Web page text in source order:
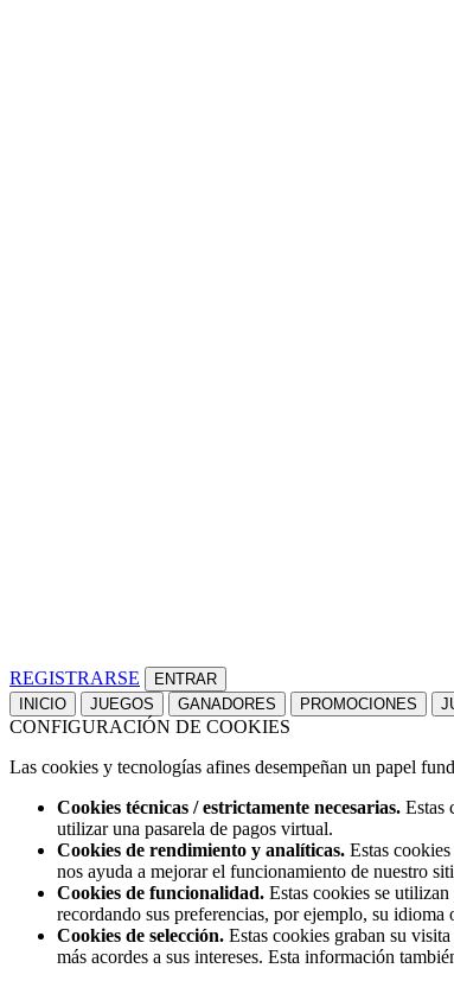
REGISTRARSE
INICIO JUEGOS GANADORES PROMOCIONES
CONFIGURACIÓN DE COOKIES
Las cookies y tecnologías afines desempeñan un papel
Cookies técnicas / estrictamente necesarias. Estas
utilizar una pasarela de pagos virtual.
Cookies de rendimiento y analíticas. Estas
nos ayuda a mejorar el funcionamiento de nuestro
Cookies de funcionalidad. Estas cookies se
recordando sus preferencias, por ejemplo, su idioma
Cookies de selección. Estas cookies graban su
más acordes a sus intereses. Esta información